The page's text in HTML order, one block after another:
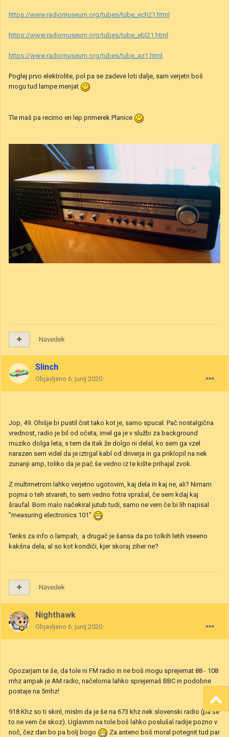
https://www.radiomuseum.org/tubes/tube_ech21.html
https://www.radiomuseum.org/tubes/tube_ebl21.html
https://www.radiomuseum.org/tubes/tube_az1.html
Poglej prvo elektrolite, pol pa se zadeve loti dalje, sam verjetn boš
mogu tud lampe menjat
Tle maš pa recimo en lep primerek Planice
Navedek
Slinch
Objavljeno 6. junij 2020
Jop, 49. Ohišje bi pustil čist tako kot je, samo spucal. Pač nostalgična
vrednost, radio je bil od očeta, imel ga je v službi za background
muziko dolga leta, s tem da itak že dolgo ni delal, ko sem ga vzel
narazen sem videl da je iztrgal kabl od driverja in ga priklopil na nek
zunanji amp, toliko da je pač še vedno iz te kište prihajal zvok.
Z multimetrom lahko verjetno ugotovim, kaj dela in kaj ne, ali? Nimam
pojma o teh stvareh, to sem vedno fotra vprašal, če sem kdaj kaj
šraufal. Bom malo načekiral jutub tudi, samo ne vem če bi lih napisal
"measuring electronics 101"
Tenks za info o lampah, a drugač je šansa da po tolkih letih vseeno
kakšna dela, al so kot kondiči, kjer skoraj ziher ne?
Navedek
Nighthawk
Objavljeno 6. junij 2020
Opozarjam te še, da tole ni FM radio in ne boš mogu sprejemat 88 - 108
mhz ampak je AM radio, načeloma lahko sprejemaš BBC in podobne
postaje na 5mhz!
918 Khz so ti skinl, mislm da je še na 673 khz nek slovenski radio (pa še
to ne vem če skoz). Uglavnm na tole boš lahko poslušal radije pozno v
noč, čez dan bo pa bolj bogo
Za anteno boš moral potegnit tud par